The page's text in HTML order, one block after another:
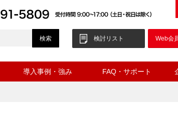
検討リスト Web会
導入事例・強み FAQ・サポート